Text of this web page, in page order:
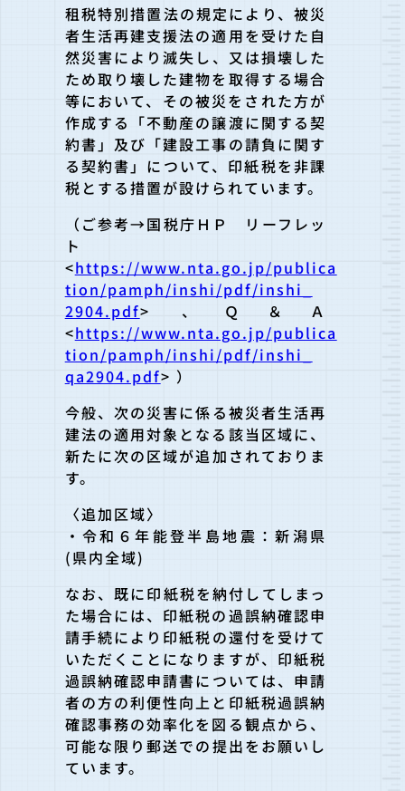
租税特別措置法の規定により、被災
者生活再建支援法の適用を受けた自
然災害により滅失し、又は損壊した
ため取り壊した建物を取得する場合
等において、その被災をされた方が
作成する「不動産の譲渡に関する契
約書」及び「建設工事の請負に関す
る契約書」について、印紙税を非課
税とする措置が設けられています。
（ご参考→国税庁ＨＰ リーフレッ
ト
<https://www.nta.go.jp/publica
tion/pamph/inshi/pdf/inshi_
2904.pdf> 、Ｑ＆Ａ
<https://www.nta.go.jp/publica
tion/pamph/inshi/pdf/inshi_
qa2904.pdf> ）
今般、次の災害に係る被災者生活再
建法の適用対象となる該当区域に、
新たに次の区域が追加されておりま
す。
〈追加区域〉
・令和６年能登半島地震：新潟県
(県内全域)
なお、既に印紙税を納付してしまっ
た場合には、印紙税の過誤納確認申
請手続により印紙税の還付を受けて
いただくことになりますが、印紙税
過誤納確認申請書については、申請
者の方の利便性向上と 印紙税過誤納
確認事務の効率化を図る観点から、
可能な限り郵送での提出をお願いし
ています。